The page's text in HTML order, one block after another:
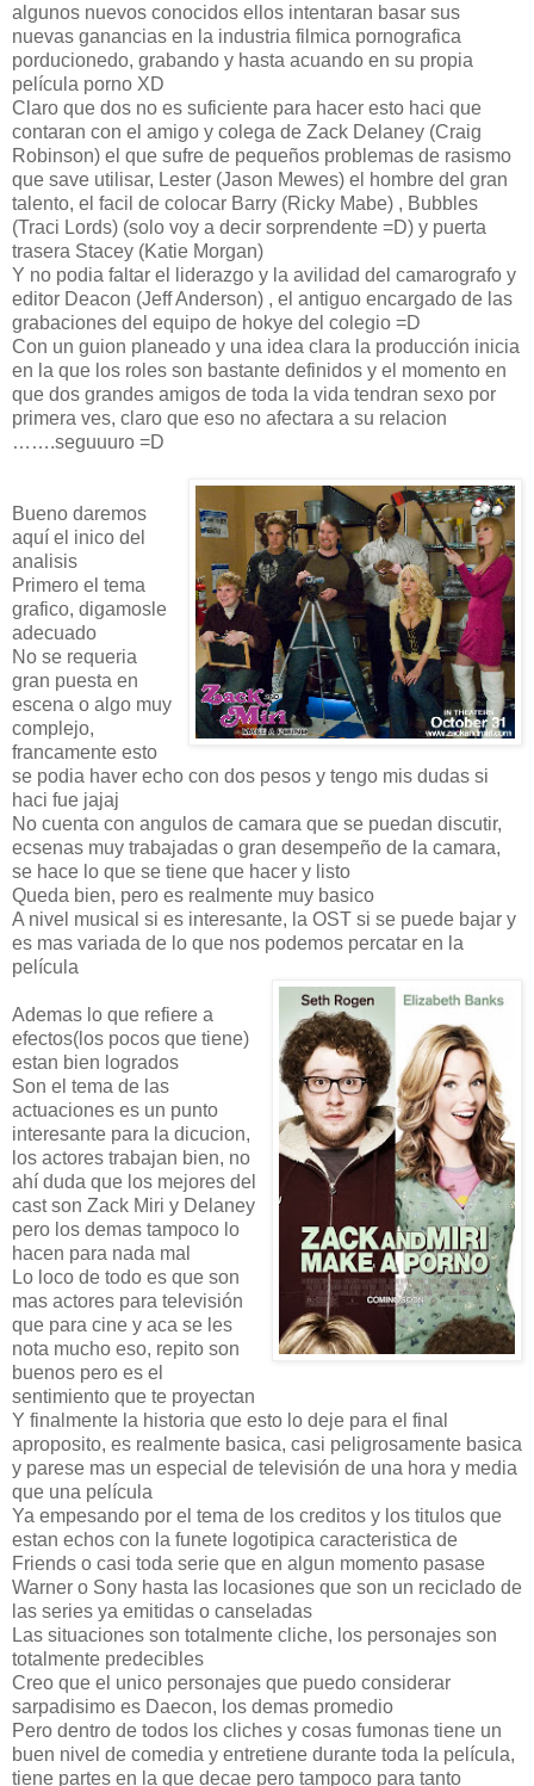
algunos nuevos conocidos ellos intentaran basar sus
nuevas ganancias en la industria filmica pornografica
porducionedo, grabando y hasta acuando en su propia
película porno XD
Claro que dos no es suficiente para hacer esto haci que
contaran con el amigo y colega de Zack Delaney (Craig
Robinson) el que sufre de pequeños problemas de rasismo
que save utilisar, Lester (Jason Mewes) el hombre del gran
talento, el facil de colocar Barry (Ricky Mabe) , Bubbles
(Traci Lords) (solo voy a decir sorprendente =D) y puerta
trasera Stacey (Katie Morgan)
Y no podia faltar el liderazgo y la avilidad del camarografo y
editor Deacon (Jeff Anderson) , el antiguo encargado de las
grabaciones del equipo de hokye del colegio =D
Con un guion planeado y una idea clara la producción inicia
en la que los roles son bastante definidos y el momento en
que dos grandes amigos de toda la vida tendran sexo por
primera ves, claro que eso no afectara a su relacion
…….seguuuro =D
Bueno daremos
aquí el inico del
analisis
Primero el tema
grafico, digamosle
adecuado
No se requeria
gran puesta en
escena o algo muy
complejo,
francamente esto
se podia haver echo con dos pesos y tengo mis dudas si
haci fue jajaj
No cuenta con angulos de camara que se puedan discutir,
ecsenas muy trabajadas o gran desempeño de la camara,
se hace lo que se tiene que hacer y listo
Queda bien, pero es realmente muy basico
A nivel musical si es interesante, la OST si se puede bajar y
es mas variada de lo que nos podemos percatar en la
película
Ademas lo que refiere a
efectos(los pocos que tiene)
estan bien logrados
Son el tema de las
actuaciones es un punto
interesante para la dicucion,
los actores trabajan bien, no
ahí duda que los mejores del
cast son Zack Miri y Delaney
pero los demas tampoco lo
hacen para nada mal
Lo loco de todo es que son
mas actores para televisión
que para cine y aca se les
nota mucho eso, repito son
buenos pero es el
sentimiento que te proyectan
Y finalmente la historia que esto lo deje para el final
aproposito, es realmente basica, casi peligrosamente basica
y parese mas un especial de televisión de una hora y media
que una película
Ya empesando por el tema de los creditos y los titulos que
estan echos con la funete logotipica caracteristica de
Friends o casi toda serie que en algun momento pasase
Warner o Sony hasta las locasiones que son un reciclado de
las series ya emitidas o canseladas
Las situaciones son totalmente cliche, los personajes son
totalmente predecibles
Creo que el unico personajes que puedo considerar
sarpadisimo es Daecon, los demas promedio
Pero dentro de todos los cliches y cosas fumonas tiene un
buen nivel de comedia y entretiene durante toda la película,
tiene partes en la que decae pero tampoco para tanto